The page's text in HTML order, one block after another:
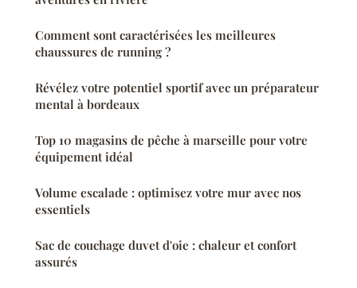
Comment sont caractérisées les meilleures
chaussures de running ?
Révélez votre potentiel sportif avec un préparateur
mental à bordeaux
Top 10 magasins de pêche à marseille pour votre
équipement idéal
Volume escalade : optimisez votre mur avec nos
essentiels
Sac de couchage duvet d'oie : chaleur et confort
assurés